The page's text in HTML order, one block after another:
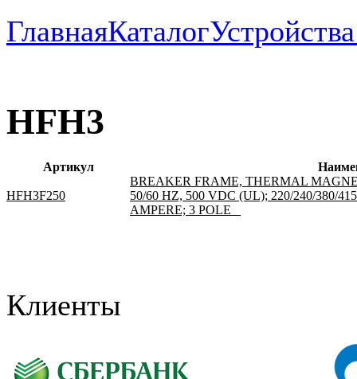
ГлавнаяКаталог
HFH3
Артикул
HFH3F250
BREAKER FRAME, THERMAL
50/60 HZ, 500 VDC (UL); 220/240/380/
AMPERE; 3 POLE _
Клиенты